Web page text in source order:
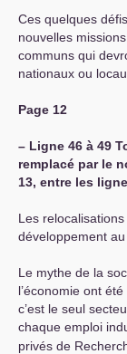
Ces quelques
nouvelles
communs qui
nationaux ou
Page 12
– Ligne 46 à 49
remplacé par le
13, entre les
Les
développement
Le mythe de la
l’économie ont
c’est le seul
chaque emploi
privés de